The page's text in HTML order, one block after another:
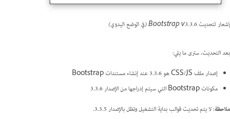
إشعار لتحديث Bootstrap v3.3.6 (في الوضع اليدوي)
بعد التحديث، سترى ما يلي:
إصدار ملف CSS/JS هو 3.3.6 عند إنشاء مستندات Bootstrap
مكونات Bootstrap التي سيتم إدراجها من الإصدار 3.3.6
ملاحظة: لا يتم تحديث ‏‫قوالب بداية التشغيل وتظل بالإصدار 3.3.5.